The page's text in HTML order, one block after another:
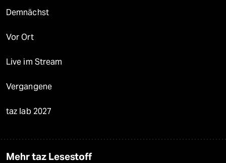
Demnächst
Vor Ort
Live im Stream
Vergangene
taz lab 2027
Mehr taz Lesestoff